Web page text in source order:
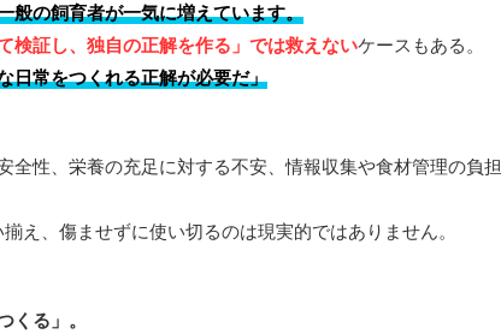
般の飼育者が一気に増えています。
検証し、独自の正解を作る」では救えないケースもある。
日常をつくれる正解が必要だ」
全性、栄養の充足に対する不安、情報収集や食材管理の負担
え、傷ませずに使い切るのは現実的ではありません。
くる」。